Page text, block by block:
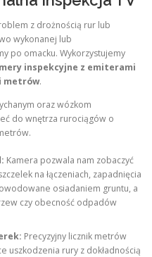
z drożnością rur lub
wykonanej lub
po omacku. Wykorzystujemy
inspekcyjne z emiterami
metrów.
oraz wózkom
do wnętrza rurociągów o
Kamera pozwala nam zobaczyć
na łączeniach, zapadnięcia
osiadaniem gruntu, a
czy obecność odpadów
Precyzyjny licznik metrów
uszkodzenia rury z dokładnością